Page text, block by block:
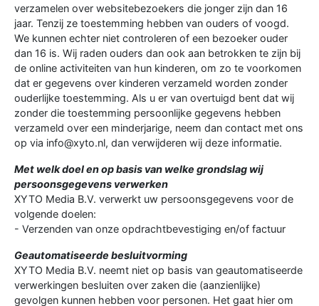
verzamelen over websitebezoekers die jonger zijn dan 16
jaar. Tenzij ze toestemming hebben van ouders of voogd.
We kunnen echter niet controleren of een bezoeker ouder
dan 16 is. Wij raden ouders dan ook aan betrokken te zijn bij
de online activiteiten van hun kinderen, om zo te voorkomen
dat er gegevens over kinderen verzameld worden zonder
ouderlijke toestemming. Als u er van overtuigd bent dat wij
zonder die toestemming persoonlijke gegevens hebben
verzameld over een minderjarige, neem dan contact met ons
op via info@xyto.nl, dan verwijderen wij deze informatie.
Met welk doel en op basis van welke grondslag wij
persoonsgegevens verwerken
XYTO Media B.V. verwerkt uw persoonsgegevens voor de
volgende doelen:
- Verzenden van onze opdrachtbevestiging en/of factuur
Geautomatiseerde besluitvorming
XYTO Media B.V. neemt niet op basis van geautomatiseerde
verwerkingen besluiten over zaken die (aanzienlijke)
gevolgen kunnen hebben voor personen. Het gaat hier om